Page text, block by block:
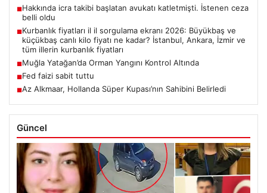
■Hakkında icra takibi başlatan avukatı katletmişti. İstenen ceza
belli oldu
■Kurbanlık fiyatları il il sorgulama ekranı 2026: Büyükbaş ve
küçükbaş canlı kilo fiyatı ne kadar? İstanbul, Ankara, İzmir ve
tüm illerin kurbanlık fiyatları
■Muğla Yatağan’da Orman Yangını Kontrol Altında
■Fed faizi sabit tuttu
■Az Alkmaar, Hollanda Süper Kupası’nın Sahibini Belirledi
Güncel